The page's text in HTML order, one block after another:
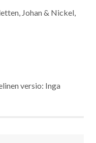
Johan & Nickel,
versio: Inga